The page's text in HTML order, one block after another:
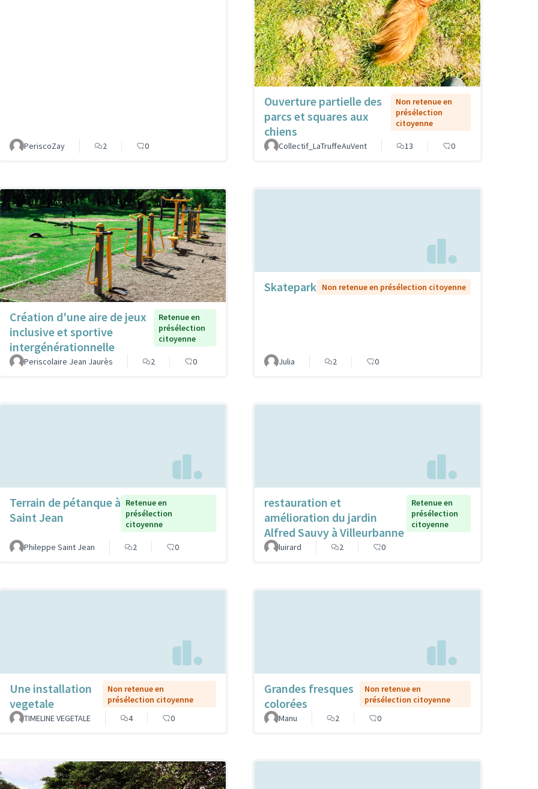
PeriscoZay 2 0
Ouverture partielle des
parcs et squares aux
chiens
Non retenue en
présélection
citoyenne
Collectif_LaTruffeAuVent 13 0
Création d'une aire de jeux
inclusive et sportive
intergénérationnelle
Retenue en
présélection
citoyenne
Periscolaire Jean Jaurès 2 0
Skatepark Non retenue en présélection citoyenne
Julia 2 0
Terrain de pétanque à
Saint Jean
Retenue en
présélection
citoyenne
Phileppe Saint Jean 2 0
restauration et
amélioration du jardin
Alfred Sauvy à Villeurbanne
Retenue en
présélection
citoyenne
luirard 2 0
Une installation
vegetale
Non retenue en
présélection citoyenne
TIMELINE VEGETALE
4 0
Grandes fresques
colorées
Non retenue en
présélection citoyenne
Manu
2 0